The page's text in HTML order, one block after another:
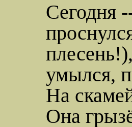
Сегодня
умылся,
На
Она